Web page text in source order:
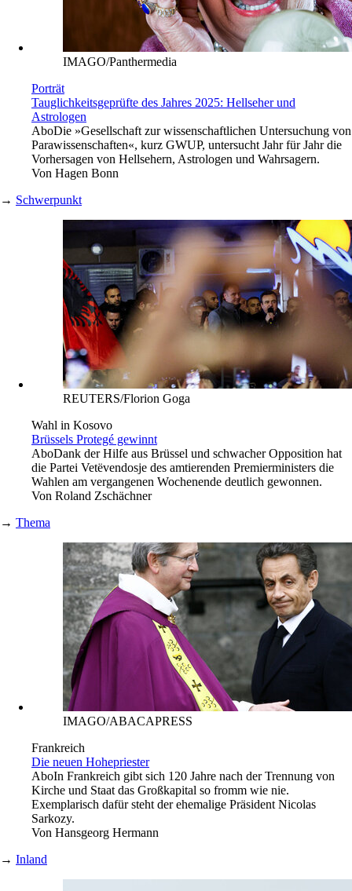
IMAGO/Panthermedia
Porträt
Tauglichkeitsgeprüfte des Jahres 2025: Hellseher und
Astrologen
AboDie »Gesellschaft zur wissenschaftlichen Untersuchung von
Parawissenschaften«, kurz GWUP, untersucht Jahr für Jahr die
Vorhersagen von Hellsehern, Astrologen und Wahrsagern.
Von Hagen Bonn
→ Schwerpunkt
REUTERS/Florion Goga
Wahl in Kosovo
Brüssels Protegé gewinnt
AboDank der Hilfe aus Brüssel und schwacher Opposition hat
die Partei Vetëvendosje des amtierenden Premierministers die
Wahlen am vergangenen Wochenende deutlich gewonnen.
Von Roland Zschächner
→ Thema
IMAGO/ABACAPRESS
Frankreich
Die neuen Hohepriester
AboIn Frankreich gibt sich 120 Jahre nach der Trennung von
Kirche und Staat das Großkapital so fromm wie nie.
Exemplarisch dafür steht der ehemalige Präsident Nicolas
Sarkozy.
Von Hansgeorg Hermann
→ Inland